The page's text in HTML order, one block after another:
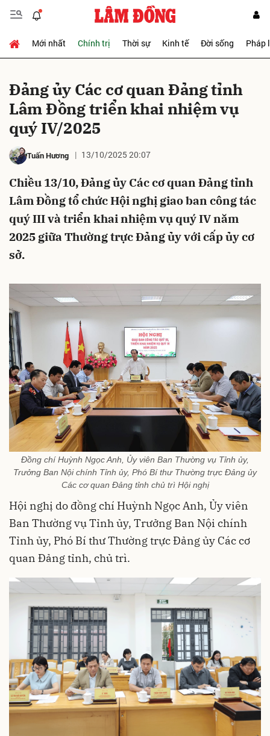
Mới nhất Chính trị Thời sự Kinh tế Đời sống Pháp
Đảng ủy Các cơ quan Đảng tỉnh
Lâm Đồng triển khai nhiệm vụ
quý IV/2025
Tuấn Hương 13/10/2025 20:07
Chiều 13/10, Đảng ủy Các cơ quan Đảng tỉnh
Lâm Đồng tổ chức Hội nghị giao ban công tác
quý III và triển khai nhiệm vụ quý IV năm
2025 giữa Thường trực Đảng ủy với cấp ủy cơ
sở.
Đồng chí Huỳnh Ngọc Anh, Ủy viên Ban Thường vụ Tỉnh ủy,
Trưởng Ban Nội chính Tỉnh ủy, Phó Bí thư Thường trực Đảng ủy
Các cơ quan Đảng tỉnh chủ trì Hội nghị
Hội nghị do đồng chí Huỳnh Ngọc Anh, Ủy viên
Ban Thường vụ Tỉnh ủy, Trưởng Ban Nội chính
Tỉnh ủy, Phó Bí thư Thường trực Đảng ủy Các cơ
quan Đảng tỉnh, chủ trì.
Gửi bình luận
Hủy Gửi